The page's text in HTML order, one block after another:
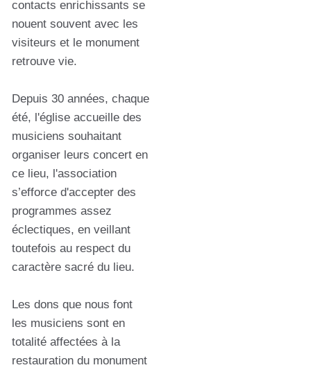
contacts enrichissants se
nouent souvent avec les
visiteurs et le monument
retrouve vie.
Depuis 30 années, chaque
été, l'église accueille des
musiciens souhaitant
organiser leurs concert en
ce lieu, l'association
s’efforce d'accepter des
programmes assez
éclectiques, en veillant
toutefois au respect du
caractère sacré du lieu.
Les dons que nous font
les musiciens sont en
totalité affectées à la
restauration du monument